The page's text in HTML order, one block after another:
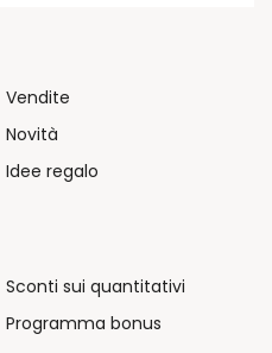
Vendite
Novità
Idee regalo
Sconti sui quantitativi
Programma bonus